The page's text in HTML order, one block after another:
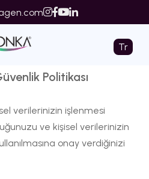
Tr
Politikası
verilerinizin işlenmesi
ve kişisel verilerinizin
onay verdiğinizi